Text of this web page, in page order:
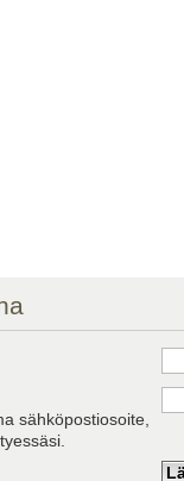
sähköpostiosoite,